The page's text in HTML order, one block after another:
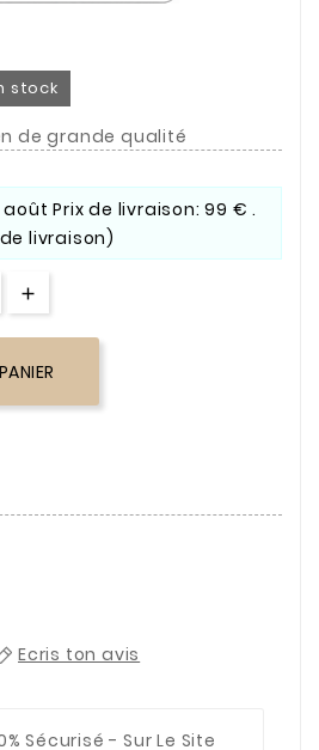
stock
de grande qualité
aoûtPrix de livraison: 99 € .
livraison)
Ecris ton avis
Sécurisé - Sur Le Site